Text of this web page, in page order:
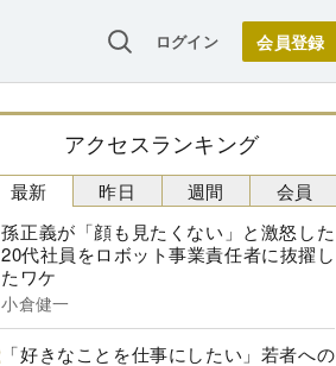
ログイン
アクセスランキング
最新
孫正義が「顔も見たくない」と激怒した
20代社員をロボット事業責任者に抜擢し
たワケ
小倉健一
「好きなことを仕事にしたい」若者への
昨日 週間 会員